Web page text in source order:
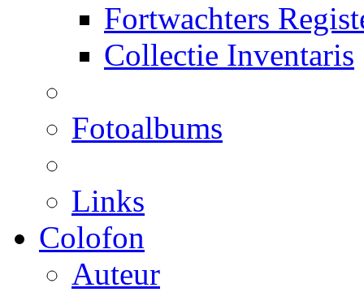
Fortwachters
Collectie Inventaris
Fotoalbums
Links
Colofon
Auteur